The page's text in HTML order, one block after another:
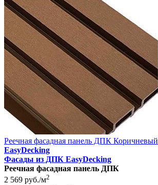
Реечная фасадная панель ДПК Коричневый
EasyDecking
Фасады из ДПК EasyDecking
Реечная фасадная панель ДПК
2 569 руб./м2